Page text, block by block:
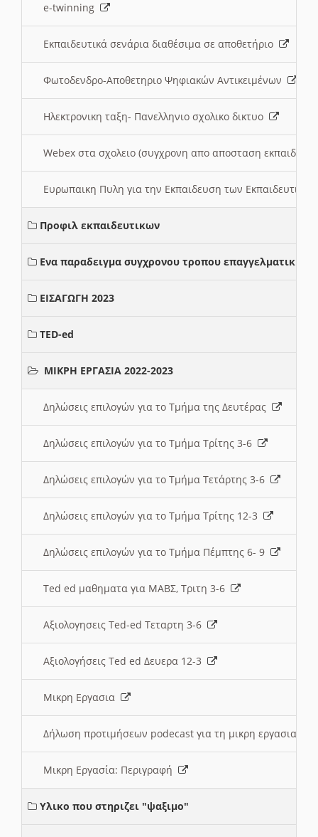
e-twinning
Εκπαιδευτικά σενάρια διαθέσιμα σε αποθετήριο
Φωτοδενδρο-Αποθετηριο Ψηφιακών Αντικειμένων
Ηλεκτρονικη ταξη- Πανελληνιο σχολικο δικτυο
Webex στα σχολειο (συγχρονη απο αποσταση
Ευρωπαικη Πυλη για την Εκπαιδευση των
Προφιλ εκπαιδευτικων
Ενα παραδειγμα συγχρονου τροπου επαγγελματικης
ΕΙΣΑΓΩΓΗ 2023
TED-ed
ΜΙΚΡΗ ΕΡΓΑΣΙΑ 2022-2023
Δηλώσεις επιλογών για το Τμήμα της Δευτέρας
Δηλώσεις επιλογών για το Τμήμα Τρίτης 3-6
Δηλώσεις επιλογών για το Τμήμα Τετάρτης 3-6
Δηλώσεις επιλογών για το Τμήμα Τρίτης 12-3
Δηλώσεις επιλογών για το Τμήμα Πέμπτης 6- 9
Ted ed μαθηματα για ΜΑΒΣ, Τριτη 3-6
Αξιολογησεις Ted-ed Τεταρτη 3-6
Αξιολογήσεις Ted ed Δευερα 12-3
Μικρη Εργασια
Δήλωση προτιμήσεων podecast για τη μικρη εργασια
Μικρη Εργασία: Περιγραφή
Υλικο που στηριζει "ψαξιμο"